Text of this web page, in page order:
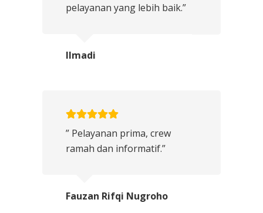
pelayanan yang lebih baik.”
Ilmadi
” Pelayanan prima, crew
ramah dan informatif.”
Fauzan Rifqi Nugroho